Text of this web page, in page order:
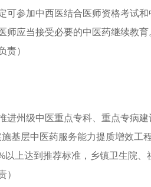
参加中西医结合医师资格考试
应当接受必要的中医药继续教
责）
进州级中医重点专科、重点专病
基层中医药服务能力提质增效工
上达到推荐标准，乡镇卫生院
）